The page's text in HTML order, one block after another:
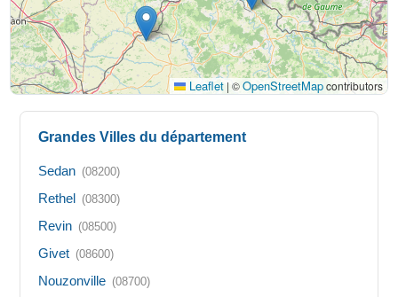
Leaflet | ©OpenStreetMapcontributors
Grandes Villes du département
Sedan (08200)
Rethel (08300)
Revin (08500)
Givet (08600)
Nouzonville (08700)